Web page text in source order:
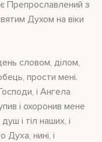
Препрославлений з
Духом на віки
словом, ділом,
прости мені.
і Ангела
і охоронив мене
і тіл наших, і
Духа, нині, і